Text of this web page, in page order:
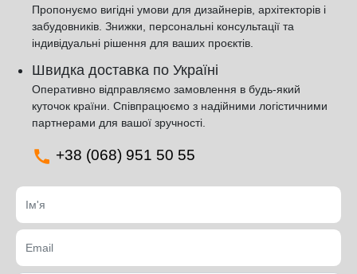
Пропонуємо вигідні умови для дизайнерів, архітекторів і
забудовників. Знижки, персональні консультації та
індивідуальні рішення для ваших проєктів.
Швидка доставка по Україні
Оперативно відправляємо замовлення в будь-який
куточок країни. Співпрацюємо з надійними логістичними
партнерами для вашої зручності.
+38 (068) 951 50 55